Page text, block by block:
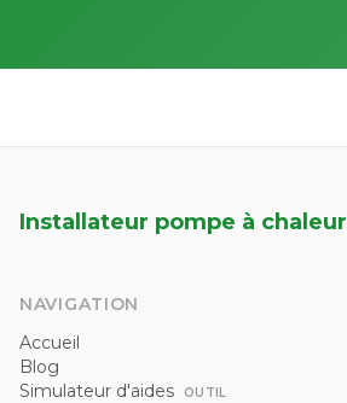
Installateur pompe à chaleur
NAVIGATION
Accueil
Blog
Simulateur d'aides
OUTIL